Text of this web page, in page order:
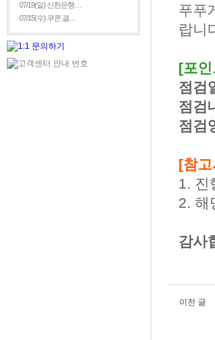
07/19(일) 신한은행…
07/15(수) 쿠콘 결…
푸푸
랍니
[포
점검
점검
점검
[참
1. 진
2. 해
감사
이전 글